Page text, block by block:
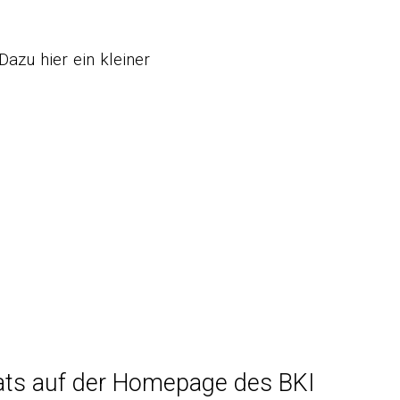
hier ein kleiner
auf der Homepage des BKI